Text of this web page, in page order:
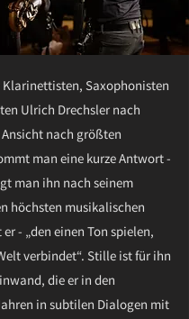
Klarinettisten, Saxophonisten
Ulrich Drechsler nach
nach größten
man eine kurze Antwort -
man ihn nach seinem
höchsten musikalischen
- „den einen Ton spielen,
verbindet“. Stille ist für ihn
die er in den
in subtilen Dialogen mit